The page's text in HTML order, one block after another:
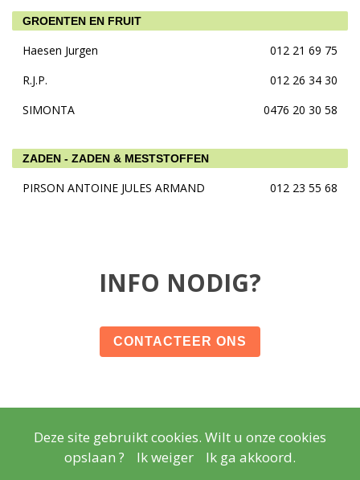
GROENTEN EN FRUIT
Haesen Jurgen
012 21 69 75
R.J.P.
012 26 34 30
SIMONTA
0476 20 30 58
ZADEN - ZADEN & MESTSTOFFEN
PIRSON ANTOINE JULES ARMAND 012 23 55 68
INFO NODIG?
CONTACTEER ONS
© CopyrightWettelijke vermeldingen - Copyright2026
RealisatieLisara Agency
Deze site gebruikt cookies. Wilt u onze cookies
opslaan ?
Ik weiger Ik ga akkoord.